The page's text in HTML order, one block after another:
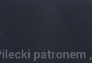
patronem